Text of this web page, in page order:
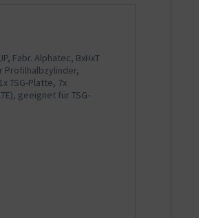
Fabr. Alphatec, BxHxT
Profilhalbzylinder,
TSG-Platte, 7x
geeignet für TSG-